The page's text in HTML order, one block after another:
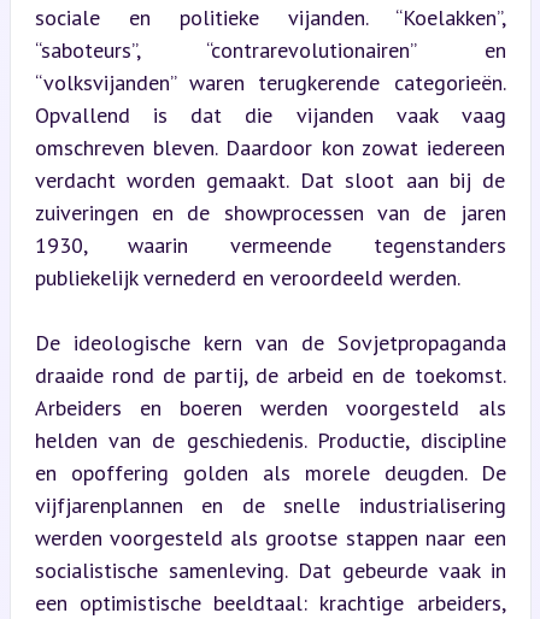
sociale en politieke vijanden. “Koelakken”,
“saboteurs”, “contrarevolutionairen” en
“volksvijanden” waren terugkerende categorieën.
Opvallend is dat die vijanden vaak vaag
omschreven bleven. Daardoor kon zowat iedereen
verdacht worden gemaakt. Dat sloot aan bij de
zuiveringen en de showprocessen van de jaren
1930, waarin vermeende tegenstanders
publiekelijk vernederd en veroordeeld werden.
De ideologische kern van de Sovjetpropaganda
draaide rond de partij, de arbeid en de toekomst.
Arbeiders en boeren werden voorgesteld als
helden van de geschiedenis. Productie, discipline
en opoffering golden als morele deugden. De
vijfjarenplannen en de snelle industrialisering
werden voorgesteld als grootse stappen naar een
socialistische samenleving. Dat gebeurde vaak in
een optimistische beeldtaal: krachtige arbeiders,